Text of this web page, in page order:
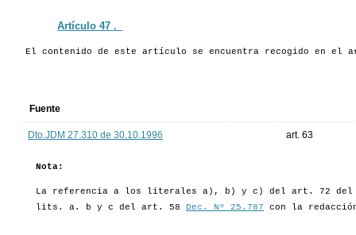
Artículo 47 ._
El contenido de este artículo se encuentra recogido en el
Fuente
Dto.JDM 27.310 de 30.10.1996 art. 63
Nota:
La referencia a los literales a), b) y c) del art. 72
lits. a. b y c del art. 58
Dec. Nº 25.787 con la